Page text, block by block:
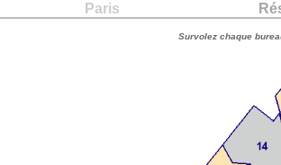
Paris
Survolez chaque